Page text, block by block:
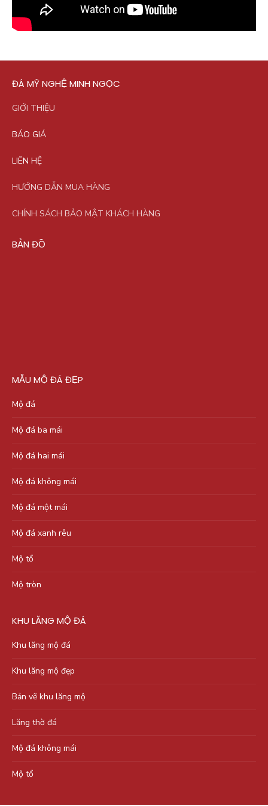
ĐÁ MỸ NGHỆ MINH NGỌC
GIỚI THIỆU
BÁO GIÁ
LIÊN HỆ
HƯỚNG DẪN MUA HÀNG
CHÍNH SÁCH BẢO MẬT KHÁCH HÀNG
BẢN ĐỒ
MẪU MỘ ĐÁ ĐẸP
Mộ đá
Mộ đá ba mái
Mộ đá hai mái
Mộ đá không mái
Mộ đá một mái
Mộ đá xanh rêu
Mộ tổ
Mộ tròn
KHU LĂNG MỘ ĐÁ
Khu lăng mộ đá
Khu lăng mộ đẹp
Bản vẽ khu lăng mộ
Lăng thờ đá
Mộ đá không mái
Mộ tổ